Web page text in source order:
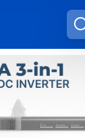
8:00 - 20:00 Шоурум